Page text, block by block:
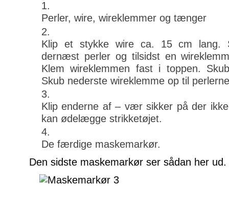
Perler, wire, wireklemmer og tænger
Klip et stykke wire ca. 15 cm lang.
dernæst perler og tilsidst en
Klem wireklemmen fast i toppen.
Skub nederste wireklemme op til
Klip enderne af – vær sikker på der
kan ødelægge strikketøjet.
De færdige maskemarkør.
Den sidste maskemarkør ser sådan her ud.